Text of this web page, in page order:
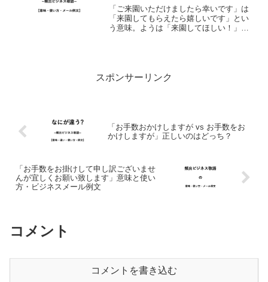
「ご来園いただけましたら幸いです」は
「来園してもらえたら嬉しいです」とい
う意味。ようは「来園してほしい！」
スポンサーリンク
「お手数おかけしますが vs お手数をお
かけしますが」正しいのはどっち？
「お手数をお掛けして申し訳ございませ
んが宜しくお願い致します」意味と使い
方・ビジネスメール例文
コメント
コメントを書き込む